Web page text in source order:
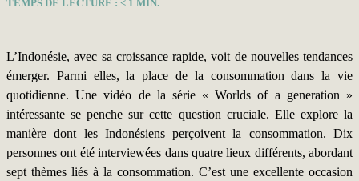
TEMPS DE LECTURE : < 1 MIN.
L’Indonésie, avec sa croissance rapide, voit de nouvelles tendances
émerger. Parmi elles, la place de la consommation dans la vie
quotidienne. Une vidéo de la série « Worlds of a generation »
intéressante se penche sur cette question cruciale. Elle explore la
manière dont les Indonésiens perçoivent la consommation. Dix
personnes ont été interviewées dans quatre lieux différents, abordant
sept thèmes liés à la consommation. C’est une excellente occasion